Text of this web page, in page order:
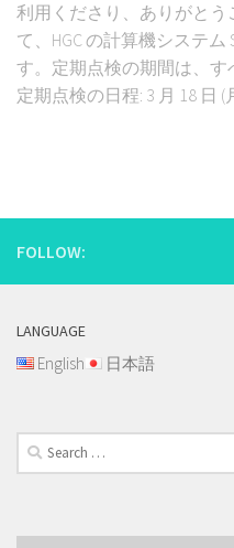
利用くださり、ありがと
て、HGC の計算機システム
す。定期点検の期間は、す
定期点検の日程: 3 月 18 日 (
FOLLOW:
LANGUAGE
English 日本語
Search
for: